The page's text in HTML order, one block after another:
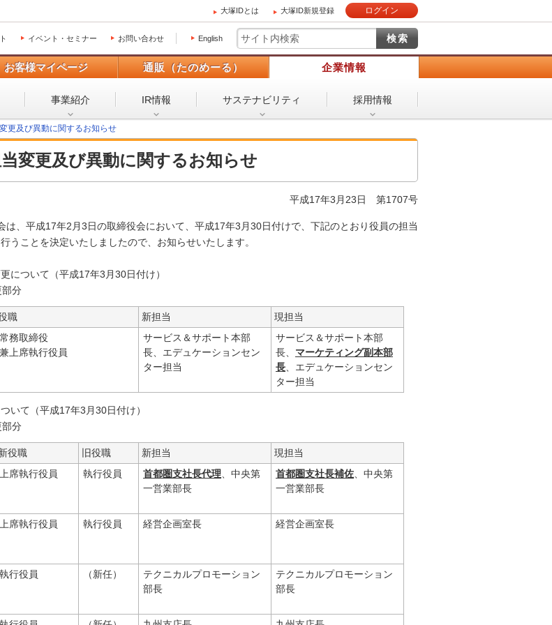
大塚IDとは 大塚ID新規登録 ログイン
イベント・セミナー お問い合わせ English
お客様マイページ 通販（たのめーる） 企業情報
事業紹介 IR情報 サステナビリティ 採用情報
更及び異動に関するお知らせ
変更及び異動に関するお知らせ
平成17年3月23日 第1707号
は、平成17年2月3日の取締役会において、平成17年3月30日付けで、下記のとおり役員の担当
うことを決定いたしましたので、お知らせいたします。
について（平成17年3月30日付け）
部分
職 新担当
現担当
常務取締役
兼上席執行役員
サービス＆サポート本部
長、エデュケーションセン
ター担当
サービス＆サポート本部
長、 マーケティング副本部
長 、エデュケーションセン
ター担当
いて（平成17年3月30日付け）
部分
役職 旧役職 新担当
現担当
上席執行役員 執行役員 首都圏支社長代理、中央第
一営業部長
首都圏支社長補佐、中央第
一営業部長
上席執行役員 執行役員 経営企画室長 経営企画室長
執行役員 （新任）
テクニカルプロモーション
部長
テクニカルプロモーション
部長